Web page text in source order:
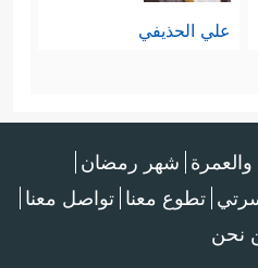
علي الحذيفي
والعمرة شهر رمضان
تطوع معنا تواصل معنا
نحن